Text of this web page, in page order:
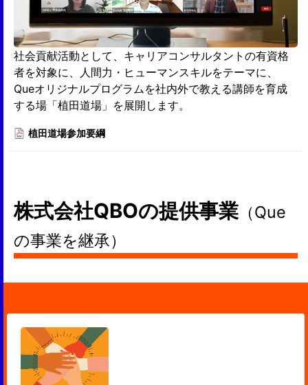
社会貢献活動として、キャリアコンサルタントの有資格
者を対象に、人間力・ヒューマンスキルをテーマに、
Queオリジナルプログラムを社内外で教える講師を育成
する場「植田道場」を展開します。
植田道場参加要綱
株式会社QBOの提供事業 （Que
の事業を継承）